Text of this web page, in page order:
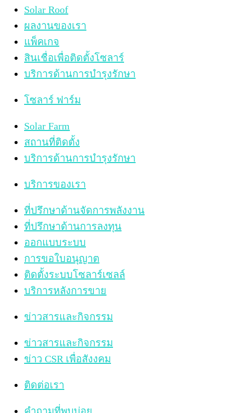
Solar Roof
ผลงานของเรา
แพ็คเกจ
สินเชื่อเพื่อติดตั้งโซลาร์
บริการด้านการบำรุงรักษา
โซลาร์ ฟาร์ม
Solar Farm
สถานที่ติดตั้ง
บริการด้านการบำรุงรักษา
บริการของเรา
ที่ปรึกษาด้านจัดการพลังงาน
ที่ปรึกษาด้านการลงทุน
ออกแบบระบบ
การขอใบอนุญาต
ติดตั้งระบบโซลาร์เซลล์
บริการหลังการขาย
ข่าวสารและกิจกรรม
ข่าวสารและกิจกรรม
ข่าว CSR เพื่อสังงคม
ติดต่อเรา